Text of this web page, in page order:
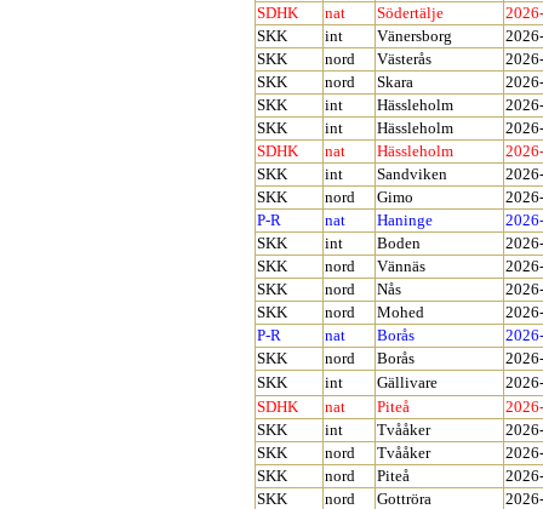
SDHK
nat Södertälje
SKK
int Vänersborg
SKK
nord Västerås
SKK
nord Skara
SKK
int Hässleholm
SKK
int Hässleholm
SDHK
nat Hässleholm
SKK
int Sandviken
SKK
nord Gimo
P-R
nat Haninge
SKK
int Boden
SKK
nord Vännäs
SKK
nord Nås
SKK
nord Mohed
P-R
nat Borås
SKK
nord Borås
SKK
int Gällivare
SDHK
nat Piteå
SKK
int Tvååker
SKK
nord Tvååker
SKK
nord Piteå
SKK
nord Gottröra